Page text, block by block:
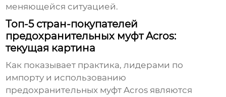
меняющейся ситуацией.
Топ-5 стран-покупателей
предохранительных муфт Acros:
текущая картина
Как показывает практика, лидерами по
импорту и использованию
предохранительных муфт Acros являются